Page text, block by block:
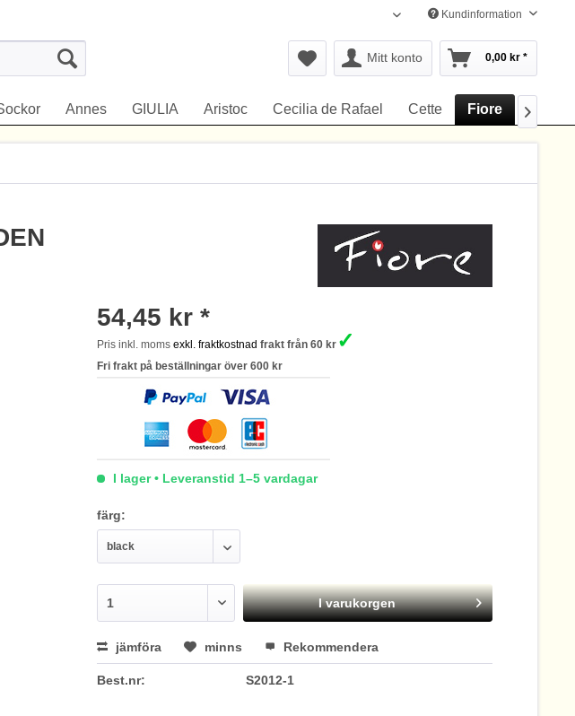
Svenska Kundinformation
Mitt konto 0,00 kr *
Annes GIULIA Aristoc Cecilia de Rafael Cette Fiore Gerbe

54,45 kr *
Pris inkl. momsexkl. fraktkostnad frakt från 60 kr ✓
Fri frakt på beställningar över 600 kr
I lager • Leveranstid 1–5 vardagar
färg:
I varukorgen
jämföra minns Rekommendera
Best.nr: S2012-1